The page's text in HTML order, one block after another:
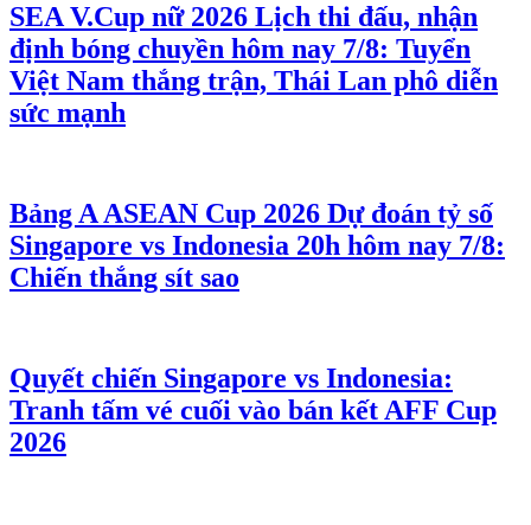
SEA V.Cup nữ 2026 Lịch thi đấu, nhận
định bóng chuyền hôm nay 7/8: Tuyển
Việt Nam thắng trận, Thái Lan phô diễn
sức mạnh
Bảng A ASEAN Cup 2026 Dự đoán tỷ số
Singapore vs Indonesia 20h hôm nay 7/8:
Chiến thắng sít sao
Quyết chiến Singapore vs Indonesia:
Tranh tấm vé cuối vào bán kết AFF Cup
2026